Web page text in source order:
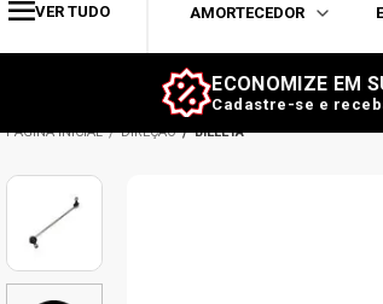
VER TUDO AMORTECEDOR
ECONOMIZE EM
Cadastre-se e
DIREÇÃO BIELETA